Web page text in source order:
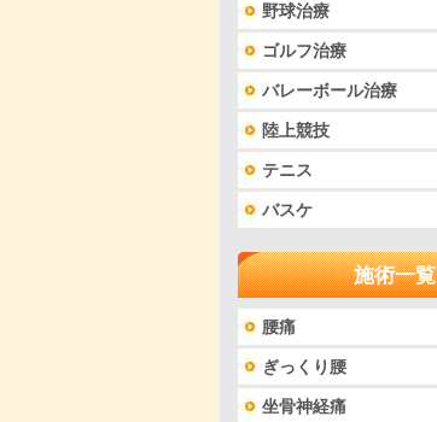
野球治療
ゴルフ治療
バレーボール治療
陸上競技
テニス
バスケ
施術一覧
腰痛
ぎっくり腰
坐骨神経痛